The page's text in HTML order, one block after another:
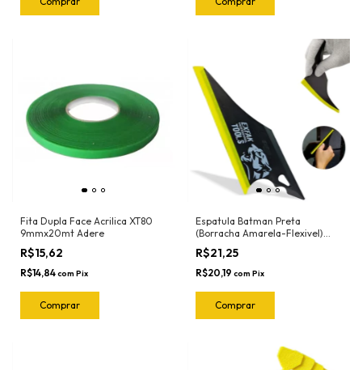
Fita Dupla Face Acrilica XT80
9mmx20mt Adere
R$15,62
R$14,84com Pix
Espatula Batman Preta
(Borracha Amarela-Flexivel)
50-2030 Exfak
R$21,25
R$20,19 com Pix